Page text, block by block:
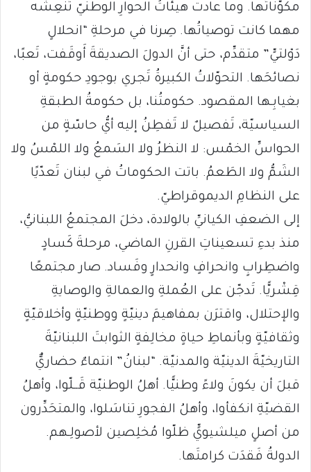
مكوّناتُها. وما عادت هيئاتُ الحوارِ الوطنيّ تُنعِشُه
مهما كانت توصياتُها. صِرنا في مرحلةِ “انحلالٍ
دَوْلتيٍّ” متقدِّم، حتى أنَّ الدولَ الصديقةَ أَوقَفت، تَعبًا،
نصائحَها. التحوّلاتُ الكبيرةُ تَجري بوجودِ حكومةٍ أو
بغيابِـها المقصود. حكومتُنا، بل حكومةُ الطبقةِ
السياسيّة، تَفصيلٌ لا تَفطِنُ إليه أيُّ حاسّةٍ من
الحواسِّ الخمْس: لا النظرُ ولا السَمعُ ولا اللمْسُ ولا
الشَمُّ ولا الطَعمُ. باتت الحكوماتُ في لبنان تَعدّيًا
على النظامِ الديموقراطيّ.
إلى الضعفِ الكيانيِّ بالولادة، دخلَ المجتمعُ اللبنانيُّ،
منذ بدءِ تسعيناتِ القرنِ الماضي، مرحلةَ كَسادٍ
واضطِرابٍ وانحرافٍ وانحدارٍ وفَساد. صار مجتمعًا
قِشْريًّا. تَدجّن على العُملةِ والعمالةِ والوصايةِ
والإحتلال، واقترَن بمفاهيمَ دينيّةٍ ووطنيّةٍ وأخلاقيّةٍ
وثقافيّةٍ وبأنماطِ حياةٍ مخالِفةٍ الثوابتَ اللبنانيّةَ
التاريخيّةَ الدينيّة والمدنيّة. “لبنانُ” انتماءٌ حضاريٌّ
قبلَ أن يكونَ ولاءً وطنيًّا. أهلُ الوطنيّة قَــلّوا، وأهلُ
القضيّةِ انكفأوا، وأهلُ الفجورِ تناسَلوا، والمتحَدِّرون
من أصلٍ ميلشيويٍّ ظلّوا مُخلِصين لأصولِـهم.
الدولةُ فَقدَت كرامتَها.